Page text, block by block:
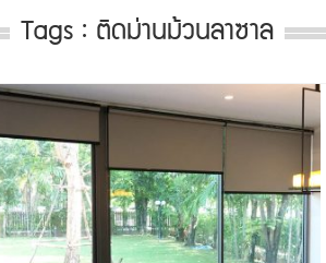
Tags : ติดม่านม้วนลาซาล